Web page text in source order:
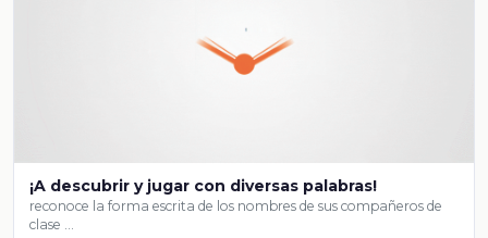
¡A descubrir y jugar con diversas palabras!
reconoce la forma escrita de los nombres de sus compañeros de
clase …